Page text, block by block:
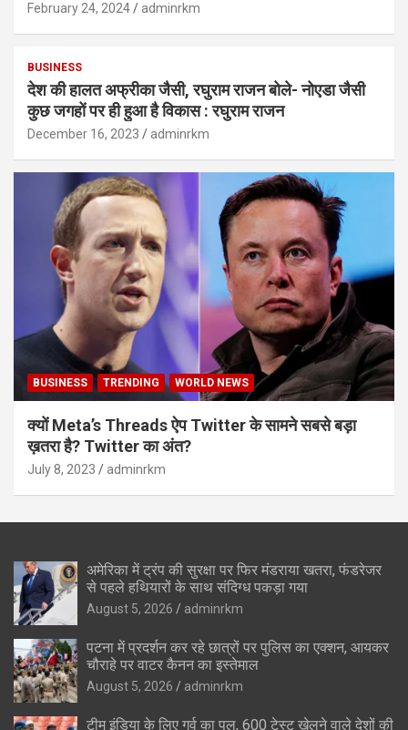
February 24, 2024 adminrkm
BUSINESS
देश की हालत अफ्रीका जैसी, रघुराम राजन बोले- नोएडा जैसी
कुछ जगहों पर ही हुआ है विकास : रघुराम राजन
December 16, 2023 adminrkm
BUSINESS TRENDING WORLD NEWS
क्यों Meta’s Threads ऐप Twitter के सामने सबसे बड़ा
ख़तरा है? Twitter का अंत?
July 8, 2023 adminrkm
अमेरिका में ट्रंप की सुरक्षा पर फिर मंडराया खतरा, फंडरेजर
से पहले हथियारों के साथ संदिग्ध पकड़ा गया
August 5, 2026 adminrkm
पटना में प्रदर्शन कर रहे छात्रों पर पुलिस का एक्शन, आयकर
चौराहे पर वाटर कैनन का इस्तेमाल
August 5, 2026 adminrkm
टीम इंडिया के लिए गर्व का पल, 600 टेस्ट खेलने वाले देशों की